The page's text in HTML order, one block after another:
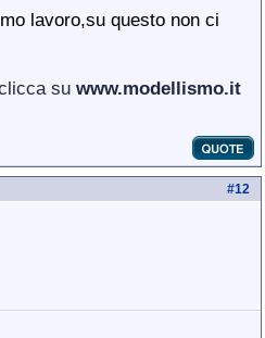
lavoro,su questo non ci
su www.modellismo.it
#12